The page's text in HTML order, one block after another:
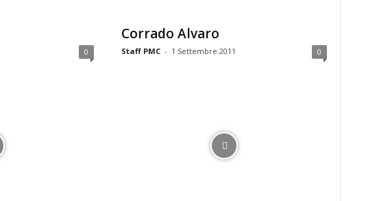
0
Corrado Alvaro
Staff PMC - 1 Settembre 2011 0